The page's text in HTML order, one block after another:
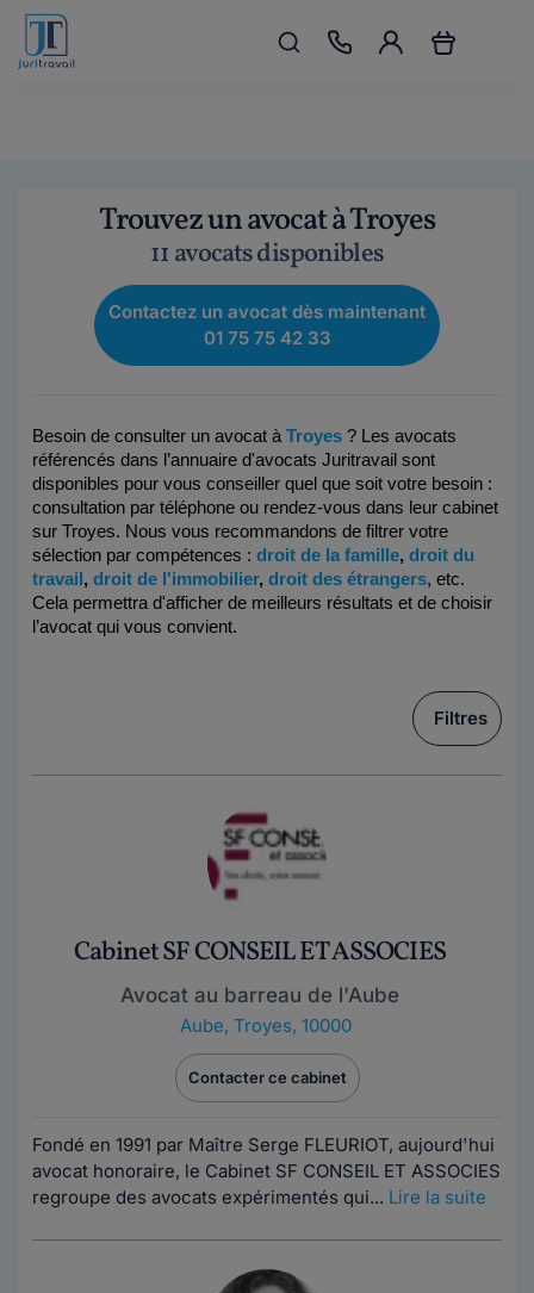
Trouvez un avocat à Troyes
11 avocats disponibles
Contactez un avocat dès maintenant
01 75 75 42 33
Besoin de consulter un avocat à Troyes ? Les avocats
référencés dans l’annuaire d'avocats Juritravail sont
disponibles pour vous conseiller quel que soit votre besoin :
consultation par téléphone ou rendez-vous dans leur cabinet
sur Troyes. Nous vous recommandons de filtrer votre
sélection par compétences : droit de la famille, droit du
travail , droit de l'immobilier, droit des étrangers, etc.
Cela permettra d'afficher de meilleurs résultats et de choisir
l’avocat qui vous convient.
Filtres
Cabinet SF CONSEIL ET ASSOCIES
Avocat au barreau de l'Aube
Aube, Troyes, 10000
Contacter ce cabinet
Fondé en 1991 par Maître Serge FLEURIOT, aujourd'hui
avocat honoraire, le Cabinet SF CONSEIL ET ASSOCIES
regroupe des avocats expérimentés qui... Lire la suite